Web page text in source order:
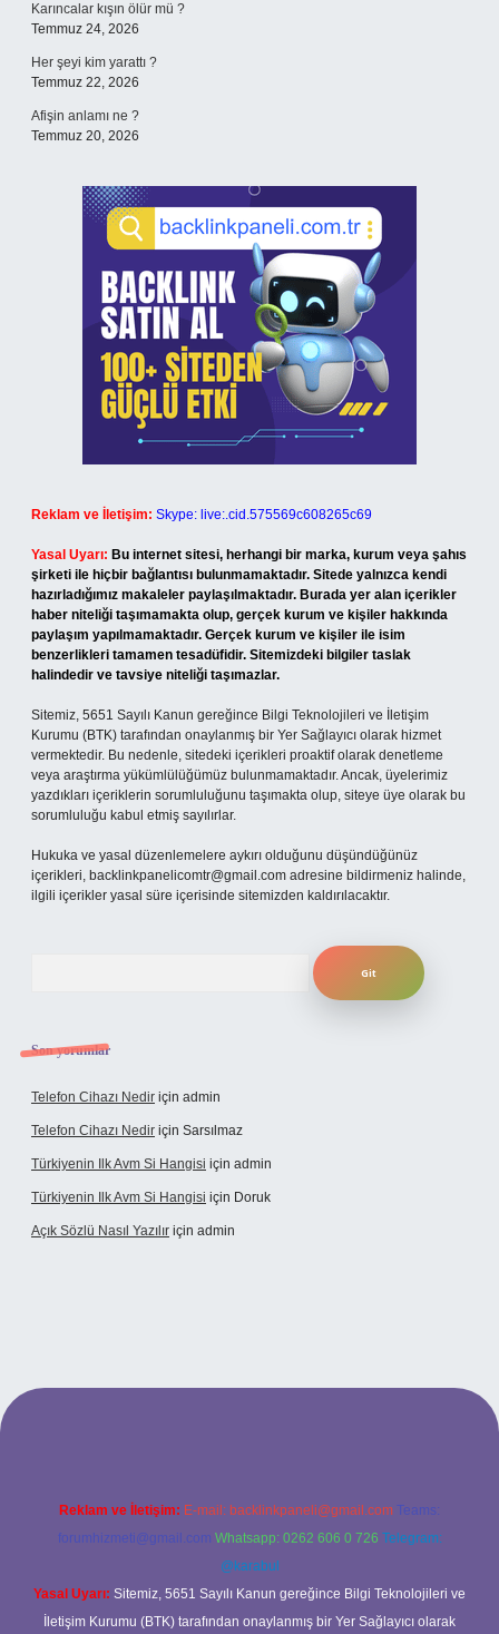
Karıncalar kışın ölür mü ?
Temmuz 24, 2026
Her şeyi kim yarattı ?
Temmuz 22, 2026
Afişin anlamı ne ?
Temmuz 20, 2026
Reklam ve İletişim: Skype: live:.cid.575569c608265c69
Yasal Uyarı: Bu internet sitesi, herhangi bir marka, kurum veya şahıs
şirketi ile hiçbir bağlantısı bulunmamaktadır. Sitede yalnızca kendi
hazırladığımız makaleler paylaşılmaktadır. Burada yer alan içerikler
haber niteliği taşımamakta olup, gerçek kurum ve kişiler hakkında
paylaşım yapılmamaktadır. Gerçek kurum ve kişiler ile isim
benzerlikleri tamamen tesadüfidir. Sitemizdeki bilgiler taslak
halindedir ve tavsiye niteliği taşımazlar.
Sitemiz, 5651 Sayılı Kanun gereğince Bilgi Teknolojileri ve İletişim
Kurumu (BTK) tarafından onaylanmış bir Yer Sağlayıcı olarak hizmet
vermektedir. Bu nedenle, sitedeki içerikleri proaktif olarak denetleme
veya araştırma yükümlülüğümüz bulunmamaktadır. Ancak, üyelerimiz
yazdıkları içeriklerin sorumluluğunu taşımakta olup, siteye üye olarak bu
sorumluluğu kabul etmiş sayılırlar.
Hukuka ve yasal düzenlemelere aykırı olduğunu düşündüğünüz
içerikleri, backlinkpanelicomtr@gmail.com adresine bildirmeniz halinde,
ilgili içerikler yasal süre içerisinde sitemizden kaldırılacaktır.
Son yorumlar
Telefon Cihazı Nedir için admin
Telefon Cihazı Nedir için Sarsılmaz
Türkiyenin Ilk Avm Si Hangisi için admin
Türkiyenin Ilk Avm Si Hangisi için Doruk
Açık Sözlü Nasıl Yazılır için admin
adresi
Reklam ve İletişim: E-mail: backlinkpaneli@gmail.com Teams:
forumhizmeti@gmail.com Whatsapp: 0262 606 0 726 Telegram:
@karabul
Yasal Uyarı: Sitemiz, 5651 Sayılı Kanun gereğince Bilgi Teknolojileri ve
İletişim Kurumu (BTK) tarafından onaylanmış bir Yer Sağlayıcı olarak